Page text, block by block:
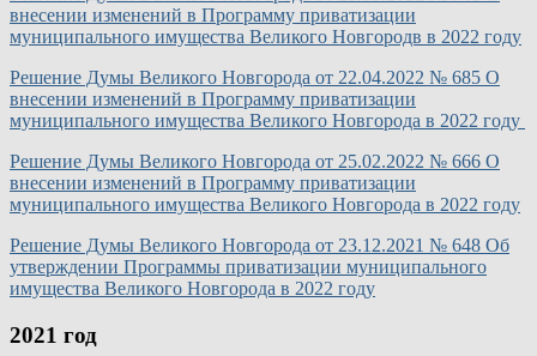
внесении изменений в Программу приватизации
муниципального имущества Великого Новгородв в 2022 году
Решение Думы Великого Новгорода от 22.04.2022 № 685 О
внесении изменений в Программу приватизации
муниципального имущества Великого Новгорода в 2022 году
Решение Думы Великого Новгорода от 25.02.2022 № 666 О
внесении изменений в Программу приватизации
муниципального имущества Великого Новгорода в 2022 году
Решение Думы Великого Новгорода от 23.12.2021 № 648 Об
утверждении Программы приватизации муниципального
имущества Великого Новгорода в 2022 году
2021 год